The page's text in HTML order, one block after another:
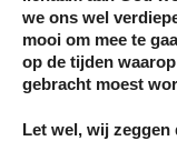
we ons wel
mooi om mee te
op de tijden
gebracht moest
Let wel, wij zeggen